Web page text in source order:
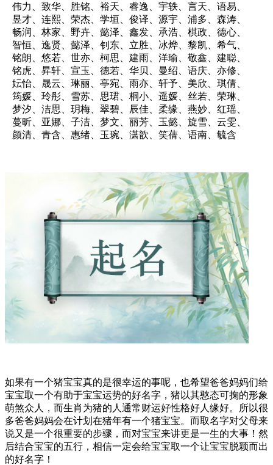
伟力、致华、胜铭、裕天、睿逸、宇轶、言天、语易、
昱才、连熙、荣杰、学垣、俊译、源宇、浦多、森涛、
畅润、林家、野卉、懿泽、鑫发、承浩、棋政、德心、
智恒、逸贤、懿泽、钊东、立胜、冰烨、黎凯、希气、
铭朗、悠若、世亦、柯思、建雨、洋瑜、敬鑫、建聪、
铭虎、昇轩、宣玉、德若、华贝、曼绍、语庆、亦修、
妘怡、晟云、琳丽、亭宛、雨亦、轩予、美欣、琪倩、
筠媛、玲彤、雪苏、思珺、桐小、遥媛、丝若、荣琳、
梦汐、洁思、玥梅、翠碧、辰佳、柔缘、燕妙、红瑶、
蔓昕、亚娜、子洁、梦文、丽芳、玉懿、旋雪、云雯、
颜清、青含、惠绪、玉琬、潇歆、笑蒨、语南、毓含
如果有一个猪宝宝真的是很幸运的事呢，也希望爸爸妈妈们给
宝宝取一个有助于宝宝运势的好名字，猪以其憨态可掬的形象
萌煞众人，而生肖为猪的人通常财运好性格好人缘好。所以很
多爸爸妈妈会在计划在猪年有一个猪宝宝。而取名字对父母来
说又是一个很重要的步骤，而对宝宝来讲更是一生的大事！然
后结合宝宝的五行，相信一定会给宝宝取一个让宝宝脱颖而出
的好名字！